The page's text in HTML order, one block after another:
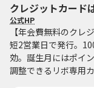
クレジットカード
公式HP
【年会費無料のクレ
短2営業日で発行。
効。誕生月にはポイ
調整できるリボ専用